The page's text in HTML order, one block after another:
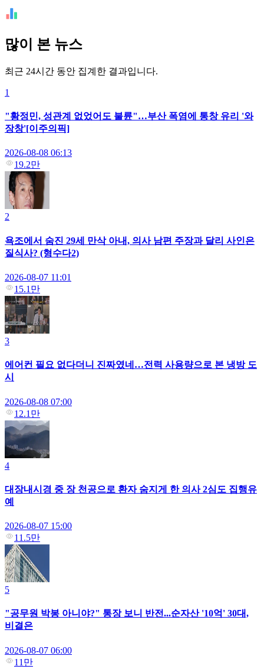
많이 본 뉴스
최근 24시간 동안 집계한 결과입니다.
1
"황정민, 성관계 없었어도 불륜"…부산 폭염에 통창 유리 '와
장창'[이주의픽]
2026-08-08 06:13
19.2만
2
욕조에서 숨진 29세 만삭 아내, 의사 남편 주장과 달리 사인은
질식사? (형수다2)
2026-08-07 11:01
15.1만
3
에어컨 필요 없다더니 진짜였네…전력 사용량으로 본 냉방 도
시
2026-08-08 07:00
12.1만
4
대장내시경 중 장 천공으로 환자 숨지게 한 의사 2심도 집행유
예
2026-08-07 15:00
11.5만
5
"공무원 박봉 아니야?" 통장 보니 반전...순자산 '10억' 30대,
비결은
2026-08-07 06:00
11만